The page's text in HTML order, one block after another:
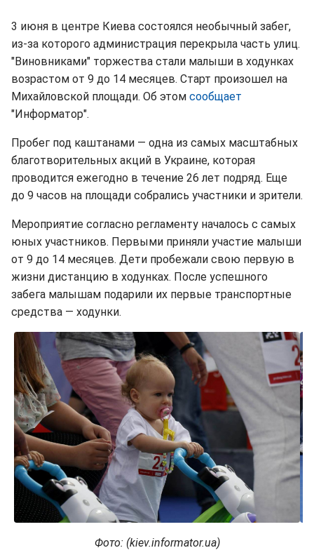
3 июня в центре Киева состоялся необычный забег,
из-за которого администрация перекрыла часть улиц.
"Виновниками" торжества стали малыши в ходунках
возрастом от 9 до 14 месяцев. Старт произошел на
Михайловской площади. Об этом сообщает
"Информатор".
Пробег под каштанами — одна из самых масштабных
благотворительных акций в Украине, которая
проводится ежегодно в течение 26 лет подряд. Еще
до 9 часов на площади собрались участники и зрители.
Мероприятие согласно регламенту началось с самых
юных участников. Первыми приняли участие малыши
от 9 до 14 месяцев. Дети пробежали свою первую в
жизни дистанцию в ходунках. После успешного
забега малышам подарили их первые транспортные
средства — ходунки.
Фото: (kiev.informator.ua)